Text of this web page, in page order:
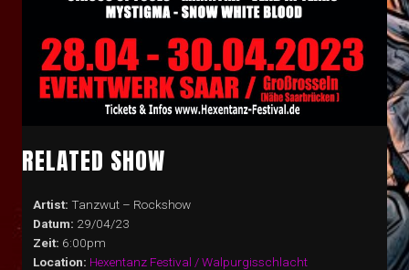
RELATED SHOW
Artist: Tanzwut – Rockshow
Datum: 29/04/23
Zeit: 6:00pm
Location: Hexentanz Festival / Walpurgisschlacht